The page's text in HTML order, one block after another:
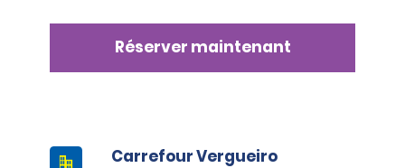
Réserver maintenant
Carrefour Vergueiro